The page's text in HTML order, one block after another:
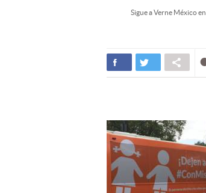
Sigue a Verne México en